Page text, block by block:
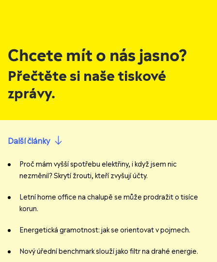
Chcete mít o nás jasno?
Přečtěte si naše tiskové
zprávy.
Další články
Proč mám vyšší spotřebu elektřiny, i když jsem nic
nezměnil? Skrytí žrouti, kteří zvyšují účty.
Letní home office na chalupě se může prodražit o tisíce
korun.
Energetická gramotnost: jak se orientovat v pojmech.
Nový úřední benchmark slouží jako filtr na drahé energie.